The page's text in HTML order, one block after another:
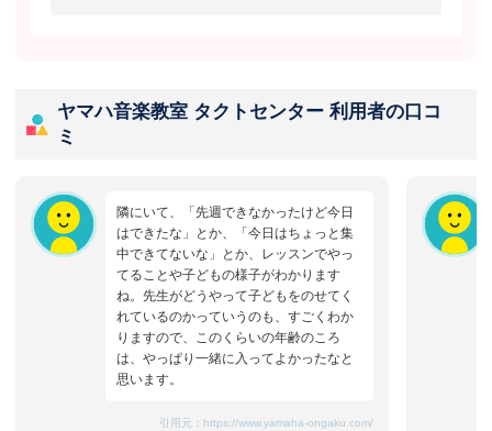
ヤマハ音楽教室 タクトセンター 利用者の口コ
ミ
隣にいて、「先週できなかったけど今日
はできたな」とか、「今日はちょっと集
中できてないな」とか、レッスンでやっ
てることや子どもの様子がわかります
ね。先生がどうやって子どもをのせてく
れているのかっていうのも、すごくわか
りますので、このくらいの年齢のころ
は、やっぱり一緒に入ってよかったなと
思います。
引用元： https://www.yamaha-ongaku.com/